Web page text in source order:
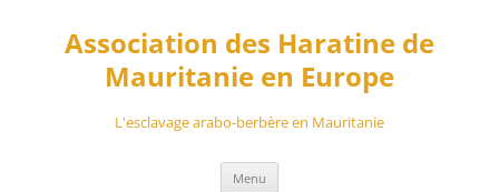
contenuAssociation des Haratine de
Mauritanie en Europe
L'esclavage arabo-berbère en Mauritanie
Menu